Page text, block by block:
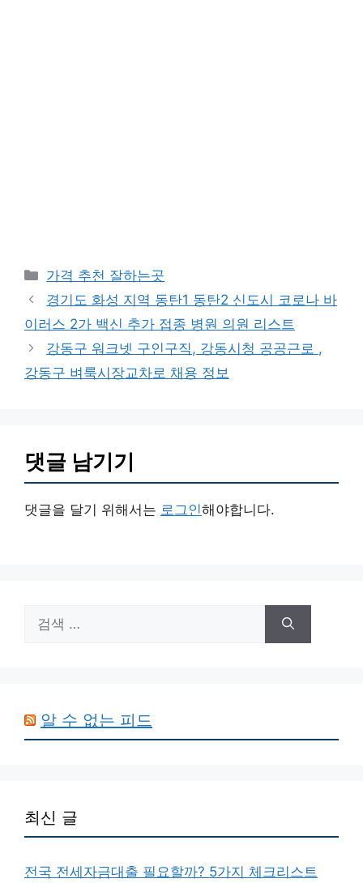
카
테
고
리
가격 추천 잘하는곳
경기도 화성 지역 동탄1 동탄2 신도시 코로나 바
이러스 2가 백신 추가 접종 병원 의원 리스트
강동구 워크넷 구인구직, 강동시청 공공근로 ,
강동구 벼룩시장교차로 채용 정보
댓글 남기기
댓글을 달기 위해서는 로그인해야합니다.
색:
알 수 없는 피드
최신 글
전국 전세자금대출 필요할까? 5가지 체크리스트